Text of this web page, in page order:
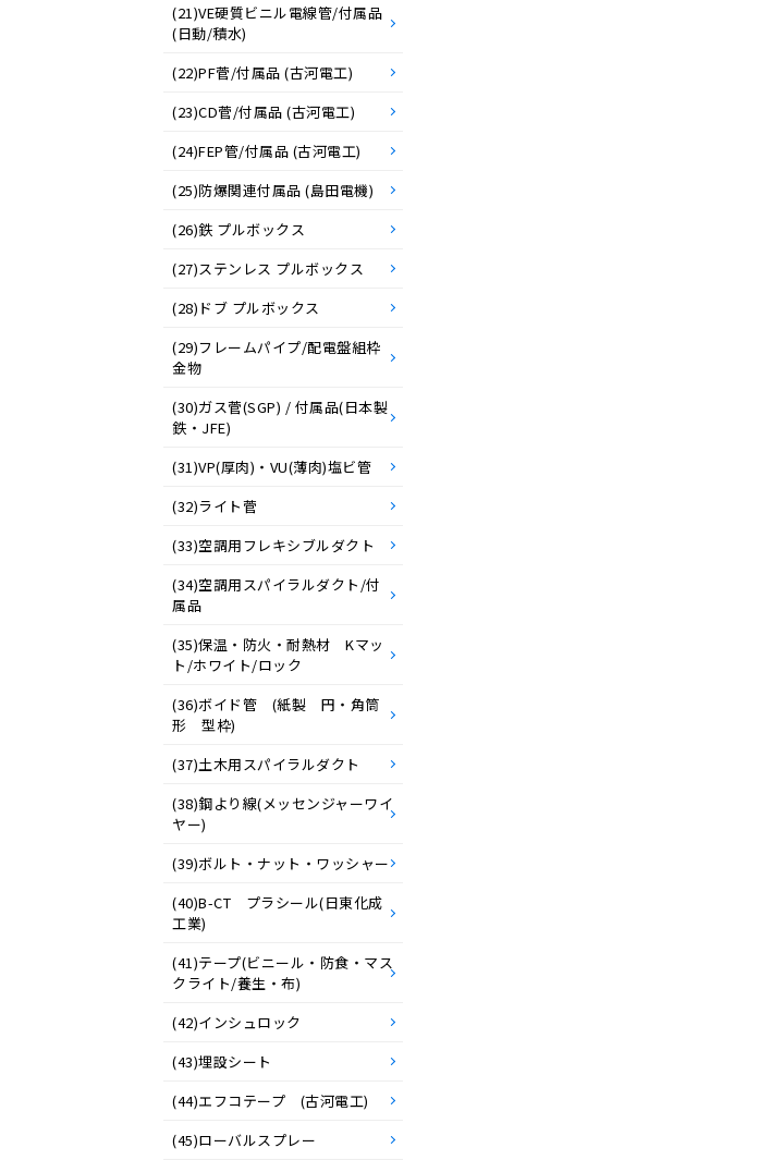
(21)VE硬質ビニル電線管/付属品
(日動/積水)
(22)PF菅/付属品 (古河電工)
(23)CD菅/付属品 (古河電工)
(24)FEP管/付属品 (古河電工)
(25)防爆関連付属品 (島田電機)
(26)鉄 プルボックス
(27)ステンレス プルボックス
(28)ドブ プルボックス
(29)フレームパイプ/配電盤組枠
金物
(30)ガス菅(SGP) / 付属品(日本製
鉄・JFE)
(31)VP(厚肉)・VU(薄肉)塩ビ管
(32)ライト菅
(33)空調用フレキシブルダクト
(34)空調用スパイラルダクト/付
属品
(35)保温・防火・耐熱材 Kマッ
ト/ホワイト/ロック
(36)ボイド管 (紙製 円・角筒
形 型枠)
(37)土木用スパイラルダクト
(38)鋼より線(メッセンジャーワイ
ヤー)
(39)ボルト・ナット・ワッシャー
(40)B-CT プラシール(日東化成
工業)
(41)テープ(ビニール・防食・マス
クライト/養生・布)
(42)インシュロック
(43)埋設シート
(44)エフコテープ (古河電工)
(45)ローバルスプレー